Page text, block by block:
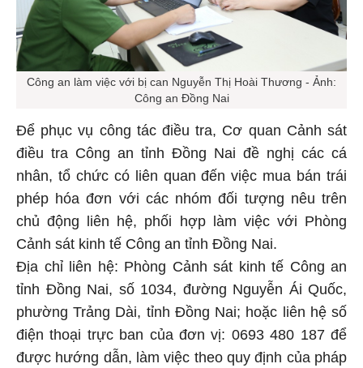
Công an làm việc với bị can Nguyễn Thị Hoài Thương - Ảnh:
Công an Đồng Nai
Để phục vụ công tác điều tra, Cơ quan Cảnh sát
điều tra Công an tỉnh Đồng Nai đề nghị các cá
nhân, tổ chức có liên quan đến việc mua bán trái
phép hóa đơn với các nhóm đối tượng nêu trên
chủ động liên hệ, phối hợp làm việc với Phòng
Cảnh sát kinh tế Công an tỉnh Đồng Nai.
Địa chỉ liên hệ: Phòng Cảnh sát kinh tế Công an
tỉnh Đồng Nai, số 1034, đường Nguyễn Ái Quốc,
phường Trảng Dài, tỉnh Đồng Nai; hoặc liên hệ số
điện thoại trực ban của đơn vị: 0693 480 187 để
được hướng dẫn, làm việc theo quy định của pháp